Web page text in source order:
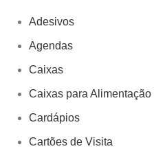
Adesivos
Agendas
Caixas
Caixas para Alimentação
Cardápios
Cartões de Visita